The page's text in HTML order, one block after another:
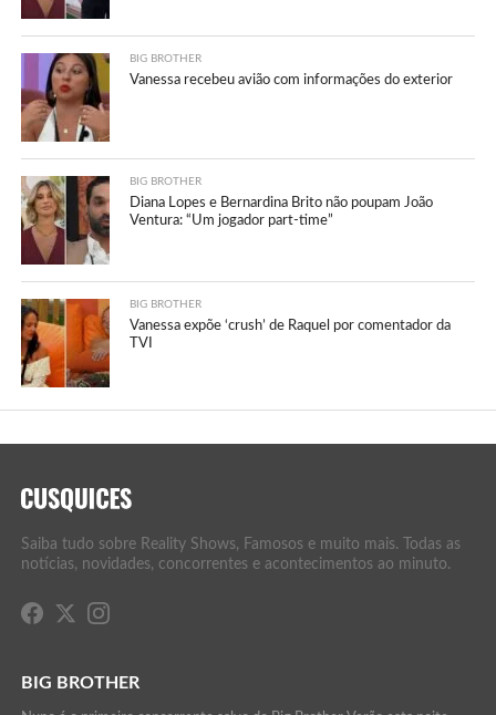
BIG BROTHER
Vanessa recebeu avião com informações do exterior
BIG BROTHER
Diana Lopes e Bernardina Brito não poupam João
Ventura: “Um jogador part-time”
BIG BROTHER
Vanessa expõe ‘crush’ de Raquel por comentador da
TVI
Saiba tudo sobre Reality Shows, Famosos e muito mais. Todas as
notícias, novidades, concorrentes e acontecimentos ao minuto.
BIG BROTHER